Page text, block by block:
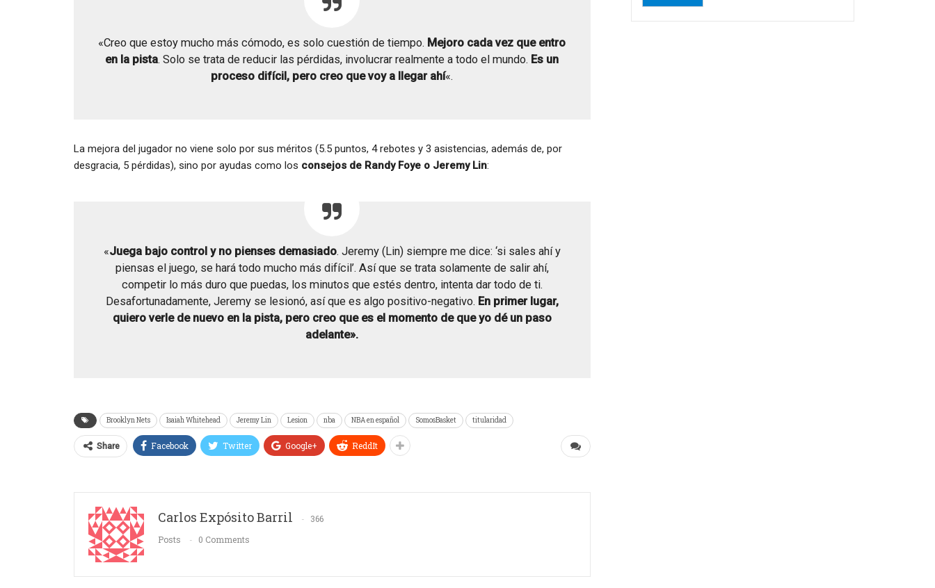
«Creo que estoy mucho más cómodo, es solo cuestión de tiempo. Mejoro cada vez que entro
en la pista. Solo se trata de reducir las pérdidas, involucrar realmente a todo el mundo. Es un
proceso difícil, pero creo que voy a llegar ahí«.
La mejora del jugador no viene solo por sus méritos (5.5 puntos, 4 rebotes y 3 asistencias, además de, por
desgracia, 5 pérdidas), sino por ayudas como los consejos de Randy Foye o Jeremy Lin:
«Juega bajo control y no pienses demasiado. Jeremy (Lin) siempre me dice: ‘si sales ahí y
piensas el juego, se hará todo mucho más difícil’. Así que se trata solamente de salir ahí,
competir lo más duro que puedas, los minutos que estés dentro, intenta dar todo de ti.
Desafortunadamente, Jeremy se lesionó, así que es algo positivo-negativo. En primer lugar,
quiero verle de nuevo en la pista, pero creo que es el momento de que yo dé un paso
adelante».
Brooklyn Nets Isaiah Whitehead Jeremy Lin Lesion nba NBA en español SomosBasket titularidad
Share Facebook Twitter Google+ ReddIt
Carlos Expósito Barril
366
Posts
0 Comments